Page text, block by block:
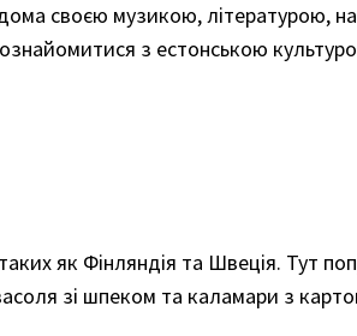
своєю музикою,
з естонською
як Фінляндія та Швеція. Тут
зі шпеком та каламари з